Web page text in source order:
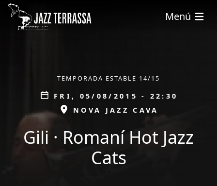
Skip to main content
Menú
TEMPORADA ESTABLE 14/15
Data
FRI, 05/08/2015 - 22:30
ESPAI
NOVA JAZZ CAVA
Gili · Romaní Hot Jazz
Cats